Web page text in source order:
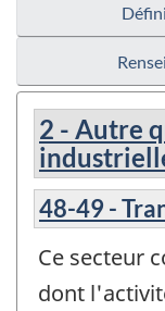
2 - Autre
48-49 -
Ce secteur
dont